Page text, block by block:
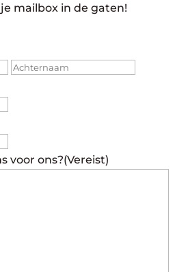
mailbox in de gaten!
Voornaam
voor ons?(Vereist)